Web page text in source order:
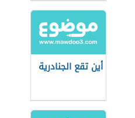
أين تقع الجنادرية